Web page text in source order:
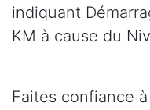
indiquant
KM à cause du
Faites confiance